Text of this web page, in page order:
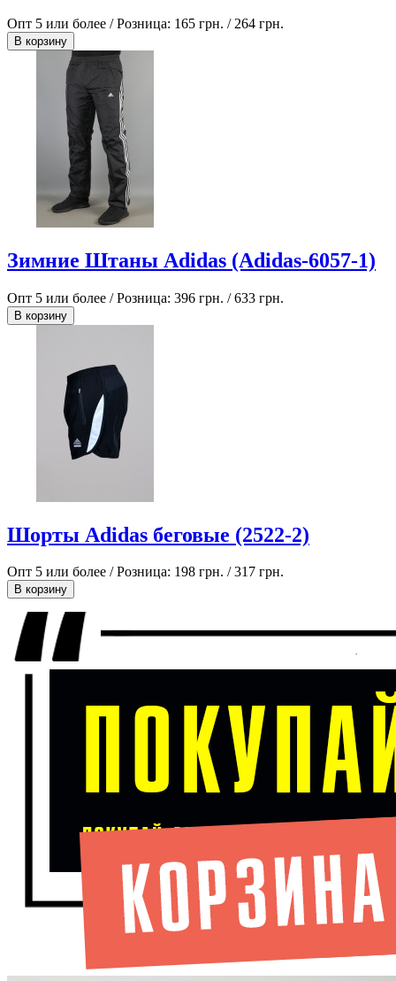
Опт 5 или более / Розница: 165 грн. / 264 грн.
В корзину
Зимние Штаны Adidas (Adidas-6057-1)
Опт 5 или более / Розница: 396 грн. /633 грн.
В корзину
Шорты Adidas беговые (2522-2)
Опт 5 или более / Розница: 198 грн. /317 грн.
В корзину